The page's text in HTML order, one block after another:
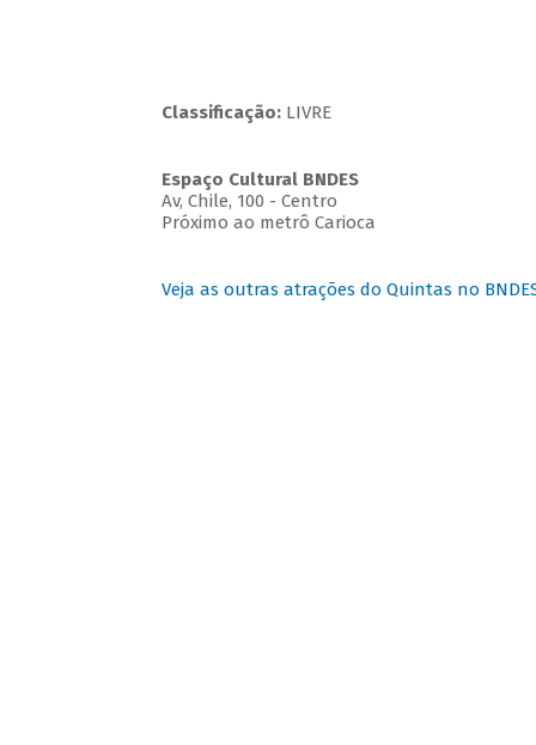
Classificação: LIVRE
Espaço Cultural BNDES
Av, Chile, 100 - Centro
Próximo ao metrô Carioca
Veja as outras atrações do Quintas no